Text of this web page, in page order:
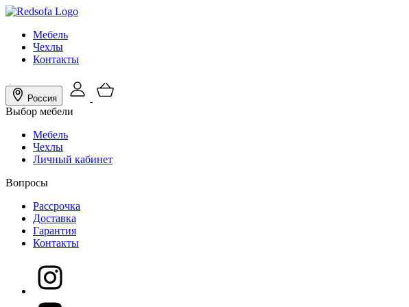
Мебель
Чехлы
Контакты
Россия
Выбор мебели
Мебель
Чехлы
Личный кабинет
Вопросы
Рассрочка
Доставка
Гарантия
Контакты